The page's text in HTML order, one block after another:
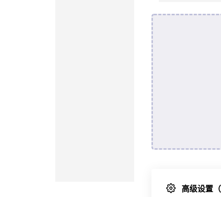
高级设置